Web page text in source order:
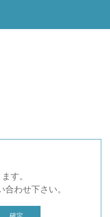
す。
わせ下さい。